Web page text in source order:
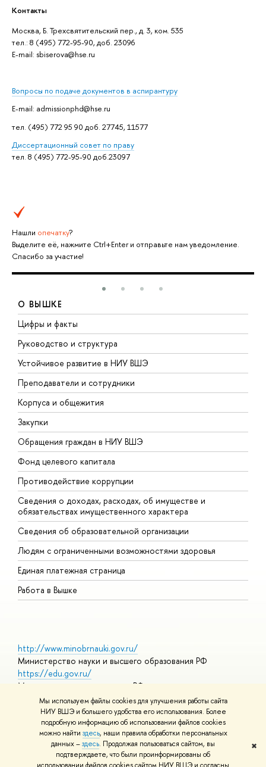
Мы используем файлы cookies для улучшения работы сайта
НИУ ВШЭ и большего удобства его использования. Более
подробную информацию об использовании файлов cookies
можно найти здесь, наши правила обработки персональных
данных –здесь. Продолжая пользоваться сайтом, вы
подтверждаете, что были проинформированы об
✖
Контакты
Москва, Б. Трехсвятительский пер., д. 3, ком. 535
тел.: 8 (495) 772-95-90, доб. 23096
Е-mail: sbiserova@hse.ru
Вопросы по подаче документов в аспирантуру
E-mail: admissionphd@hse.ru
тел. (495) 772 95 90 доб. 27745, 11577
Дисcертационный совет по праву
тел. 8 (495) 772-95-90 доб.23097
Нашли опечатку?
Выделите её, нажмите Ctrl+Enter и отправьте нам уведомление.
Спасибо за участие!
О ВЫШКЕ
Цифры и факты
Руководство и структура
Устойчивое развитие в НИУ ВШЭ
Преподаватели и сотрудники
Корпуса и общежития
Закупки
Обращения граждан в НИУ ВШЭ
Фонд целевого капитала
Противодействие коррупции
Сведения о доходах, расходах, об имуществе и
обязательствах имущественного характера
Сведения об образовательной организации
Людям с ограниченными возможностями здоровья
Единая платежная страница
Работа в Вышке
http://www.minobrnauki.gov.ru/
Министерство науки и высшего образования РФ
https://edu.gov.ru/
Министерство просвещения РФ
https://elearning.hse.ru/mooc
Массовые открытые онлайн-курсы
© НИУ ВШЭ 1993–2026 Адреса и контактыУсловия
использования материалов Политика конфиденциальности